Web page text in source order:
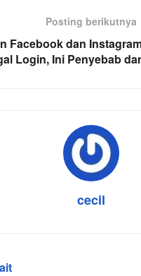
Posting berikutnya
Facebook dan
Login, Ini Penyebab
cecil